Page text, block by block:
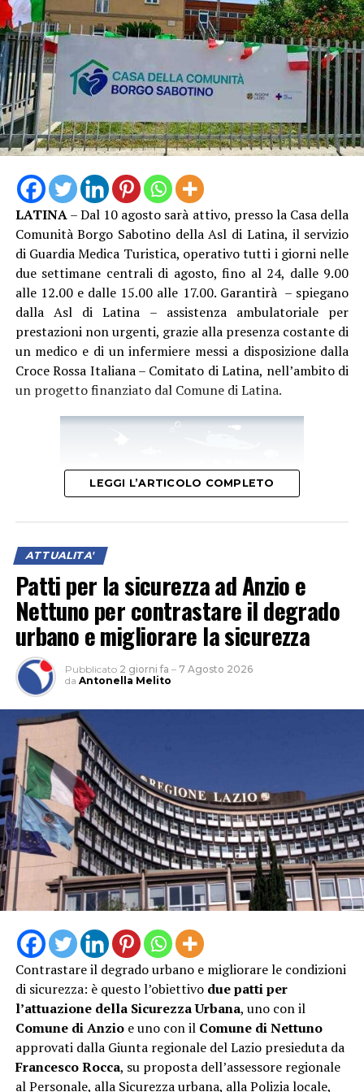
LATINA– Dal 10 agosto sarà attivo, presso la Casa della
Comunità Borgo Sabotino della Asl di Latina, il servizio
di Guardia Medica Turistica, operativo tutti i giorni nelle
due settimane centrali di agosto, fino al 24, dalle 9.00
alle 12.00 e dalle 15.00 alle 17.00. Garantirà – spiegano
dalla Asl di Latina – assistenza ambulatoriale per
prestazioni non urgenti, grazie alla presenza costante di
un medico e di un infermiere messi a disposizione dalla
Croce Rossa Italiana – Comitato di Latina, nell’ambito di
un progetto finanziato dal Comune di Latina.
“Questo ulteriore servizio, collocato in una zona molto
accessibile nei pressi dei luoghi più frequentati,
testimonia il nostro costante impegno nel garantire
un’assistenza di prossimità, tempestiva e vicina ai
bisogni dei cittadini – dichiara la Direttrice Generale
della Asl Latina, Sabrina Cenciarelli –. In questa maniera
rafforziamo la rete territoriale per offrire un punto di
riferimento sicuro a residenti e turisti durante il picco
estivo, contribuendo al contempo a decongestionare il
Pronto Soccorso”
“L’attivazione della Guardia Medica Turistica – afferma il
sindaco Matilde Celentano – rappresenta una risposta
LEGGI L’ARTICOLO COMPLETO
ATTUALITA'
Patti per la sicurezza ad Anzio e
Nettuno per contrastare il degrado
urbano e migliorare la sicurezza
Pubblicato 2 giorni fa – 7 Agosto 2026
da Antonella Melito
Contrastare il degrado urbano e migliorare le condizioni
di sicurezza: è questo l’obiettivo due patti per
l’attuazione della Sicurezza Urbana, uno con il
Comune di Anzioe uno con il Comune di Nettuno
approvati dalla Giunta regionale del Lazio presieduta da
Francesco Rocca, su proposta dell’assessore regionale
al Personale, alla Sicurezza urbana, alla Polizia locale,